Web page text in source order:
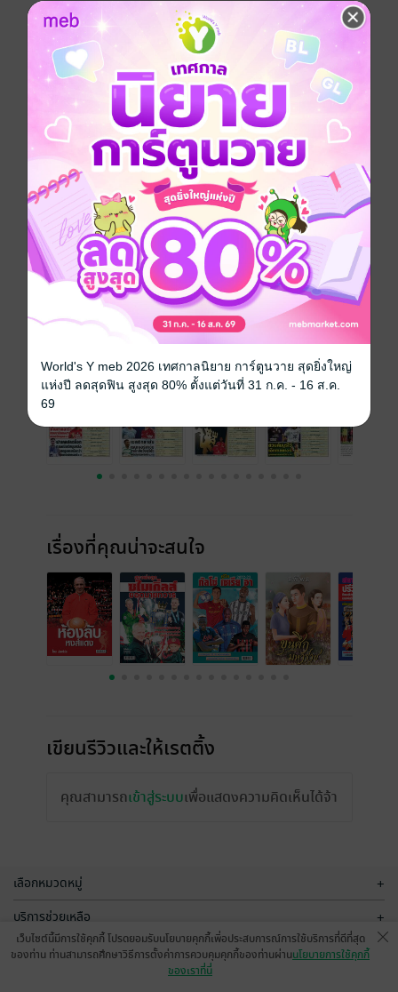
อยากได้ ซื้อเป็นของขวัญ ติดตาม แชร์
หนังสือพิมพ์สปอร์ตพูลXรายวัน วันจันทร์ที่ 16 มิถุนายน
พ.ศ.2568
ประเภทไฟล์ pdf
วันที่วางขาย 14 มิถุนายน 2568
ความยาว 32 หน้า
ราคาปก 25 บาท
ดูทั้งหมด
เรื่องที่คุณน่าจะสนใจ
เขียนรีวิวและให้เรตติ้ง
คุณสามารถเข้าสู่ระบบเพื่อแสดงความคิดเห็นได้จ้า
เลือกหมวดหมู่ +
บริการช่วยเหลือ +
เกี่ยวกับเรา
เว็บไซต์นี้มีการใช้คุกกี้ โปรดยอมรับนโยบายคุกกี้เพื่อประสบการณ์การใช้บริการที่ดีที่สุด
ของท่าน ท่านสามารถศึกษาวิธีการตั้งค่าการควบคุมคุกกี้ของท่านผ่านนโยบายการใช้คุกกี้
ของเราที่นี่
World's Y meb 2026 เทศกาลนิยาย การ์ตูนวาย สุดยิ่งใหญ่
แห่งปี ลดสุดฟิน สูงสุด 80% ตั้งแต่วันที่ 31 ก.ค. - 16 ส.ค.
69